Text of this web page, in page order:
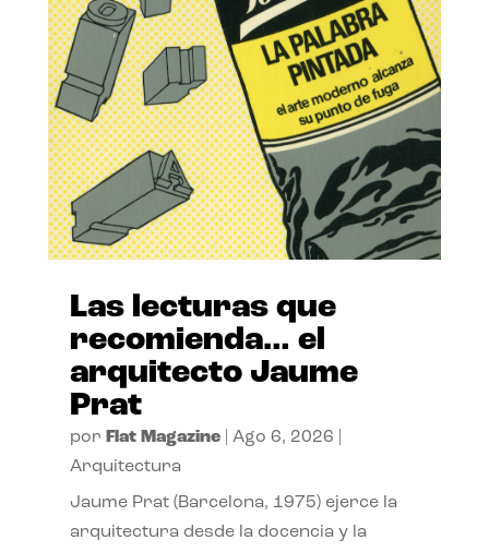
Las lecturas que
recomienda… el
arquitecto Jaume
Prat
por Flat Magazine| Ago 6, 2026
Arquitectura
Jaume Prat (Barcelona, 1975) ejerce la
arquitectura desde la docencia y la